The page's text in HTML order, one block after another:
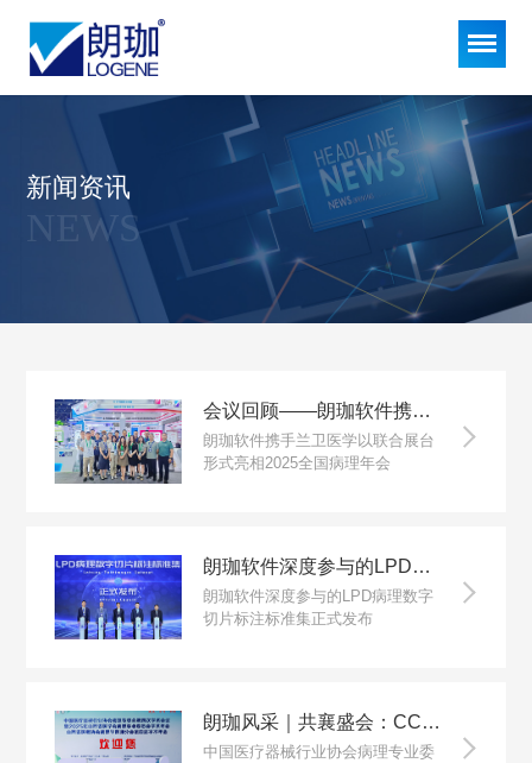
新闻资讯
NEWS
会议回顾——朗珈软件携手兰卫医学亮相2025全国病理年会，共绘病理数智化新蓝图
朗珈软件携手兰卫医学以联合展台
形式亮相2025全国病理年会
朗珈软件深度参与的LPD病理数字切片标注标准集亮相世界人工智能大会
朗珈软件深度参与的LPD病理数字
切片标注标准集正式发布
朗珈风采｜共襄盛会：CCPI第四次学术会议等多场病理学术年会成功举办！
中国医疗器械行业协会病理专业委